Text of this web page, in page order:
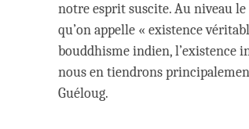
notre esprit suscite. Au niveau
qu’on appelle « existence
bouddhisme indien, l’existence
nous en tiendrons
Guéloug.